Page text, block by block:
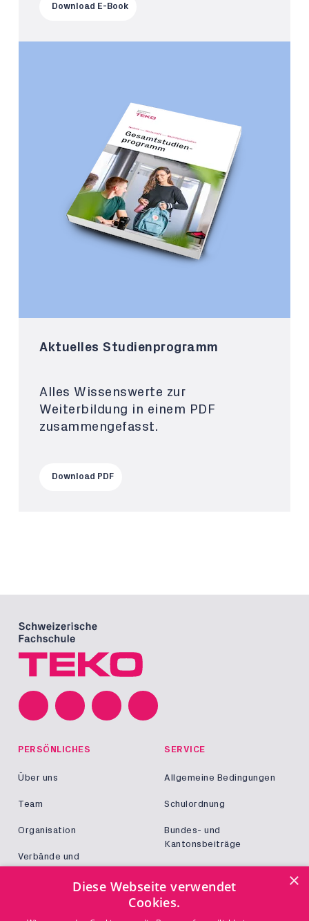
Download E-Book
Aktuelles Studienprogramm
Alles Wissenswerte zur
Weiterbildung in einem PDF
zusammengefasst.
Download PDF
PERSÖNLICHES
Über uns
Team
Organisation
Verbände und
SERVICE
Allgemeine Bedingungen
Schulordnung
Bundes- und
Kantonsbeiträge
KONTAKT
×
Diese Webseite verwendet
Cookies.